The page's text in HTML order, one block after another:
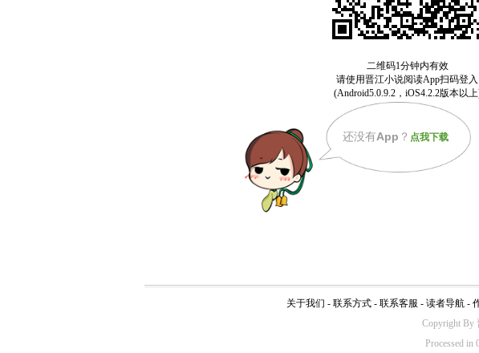
还没有App ？ 点我下载
关于我们 - 联系方式 - 联系客服 - 读者导航 -
Copyright By
Processed